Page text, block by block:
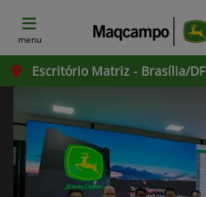
menu
Escritório Matriz - Brasília/DF